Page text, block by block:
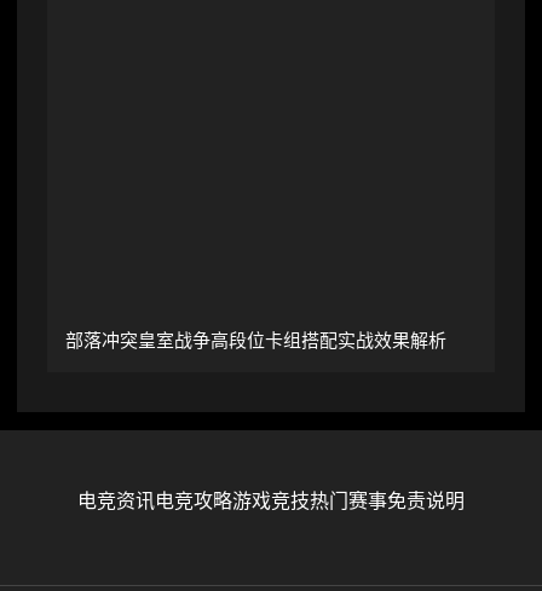
部落冲突皇室战争高段位卡组搭配实战效果解析
电竞资讯电竞攻略游戏竞技热门赛事免责说明